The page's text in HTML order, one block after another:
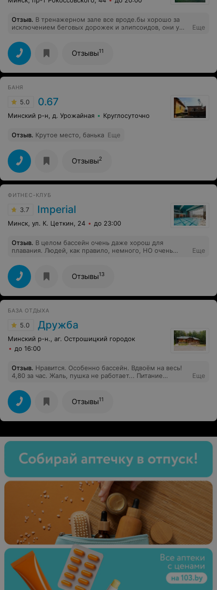
Отзыв. В тренажерном зале все вроде.бы хорошо за
исключением беговых дорожек и элипсоидов, они уже
статическим электричеством можно по пальцам
получить
Еще
Отзывы11
БАНЯ
5.0 0.67
Минский р-н, д. Урожайная Круглосуточно
Отзыв. Крутое место, банька Еще
Отзывы2
ФИТНЕС-КЛУБ
3.7 Imperial
Минск, ул. К. Цеткин, 24 до 23:00
Отзыв. В целом бассейн очень даже хорош для
плавания. Людей, как правило, немного, НО очень
приходится вытираться полотенцами для рук/лица.
Иногда даже этих полотенец нет. Неприятно, когда
специально после работы вечером приехал/пришёл
поплавать, а приходится разворачиваться. Несмотря на
системность проблемы, мер никаких не принимается
Еще
Отзывы13
БАЗА ОТДЫХА
5.0 Дружба
Минский р-н., аг. Острошицкий городок
до 16:00
Отзыв. Нравится. Особенно бассейн. Вдвоëм на весь!
4,80 за час. Жаль, пушка не работает... Питание
с собой напитки, о чём жалеем...
Еще
Отзывы11